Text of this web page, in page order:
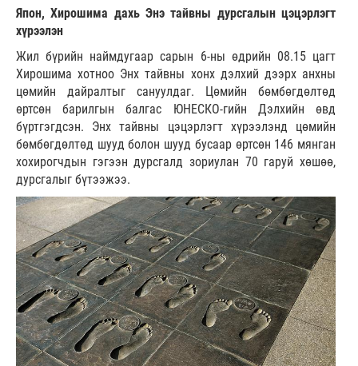
Япон, Хирошима дахь Энэ тайвны дурсгалын цэцэрлэгт
хүрээлэн
Жил бүрийн наймдугаар сарын 6-ны өдрийн 08.15 цагт
Хирошима хотноо Энх тайвны хонх дэлхий дээрх анхны
цөмийн дайралтыг сануулдаг. Цөмийн бөмбөгдөлтөд
өртсөн барилгын балгас ЮНЕСКО-гийн Дэлхийн өвд
бүртгэгдсэн. Энх тайвны цэцэрлэгт хүрээлэнд цөмийн
бөмбөгдөлтөд шууд болон шууд бусаар өртсөн 146 мянган
хохирогчдын гэгээн дурсгалд зориулан 70 гаруй хөшөө,
дурсгалыг бүтээжээ.